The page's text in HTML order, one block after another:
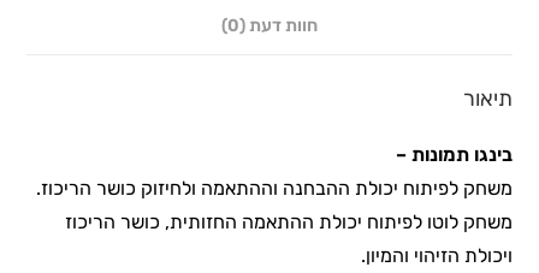
חוות דעת (0)
תיאור
בינגו תמונות –
משחק לפיתוח יכולת ההבחנה וההתאמה ולחיזוק כושר הריכוז.
משחק לוטו לפיתוח יכולת ההתאמה החזותית, כושר הריכוז
ויכולת הזיהוי והמיון.